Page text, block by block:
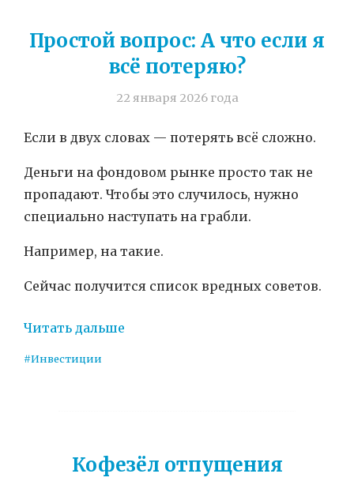
Простой вопрос: А что если я
всё потеряю?
22 января 2026 года
Если в двух словах — потерять всё сложно.
Деньги на фондовом рынке просто так не
пропадают. Чтобы это случилось, нужно
специально наступать на грабли.
Например, на такие.
Сейчас получится список вредных советов.
Читать дальше
#Инвестиции
Кофезёл отпущения